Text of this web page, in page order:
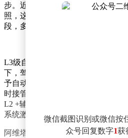
步。近日，阿维塔官方宣布成功斩
照，这一成果标志着其高阶智能驾
段，多场景道路实测工作也在紧锣
L3级自动驾驶有着独特且关键的意
下，驾驶员能够合法地“解放双手
予自动驾驶系统。不过，当系统发
时接管车辆。这与当下主流的L2 +
L2 +辅助驾驶的责任主体始终是驾
系统激活期间，车企需承担相应责
阿维塔此次能够获得L3级自动驾驶
微信截图识别或微信按
众号回复数字1获